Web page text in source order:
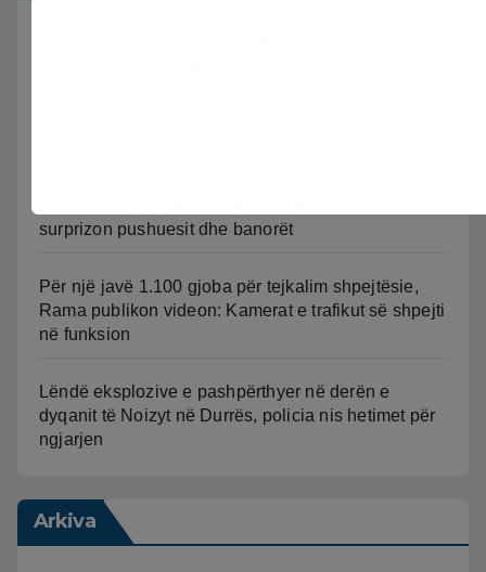
surprizon pushuesit dhe banorët
Për një javë 1.100 gjoba për tejkalim shpejtësie,
Rama publikon videon: Kamerat e trafikut së shpejti
në funksion
Lëndë eksplozive e pashpërthyer në derën e
dyqanit të Noizyt në Durrës, policia nis hetimet për
ngjarjen
Arkiva